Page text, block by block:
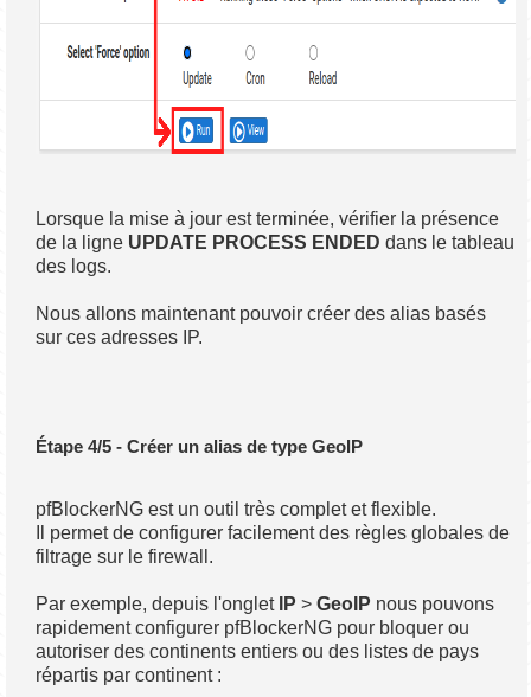
Lorsque la mise à jour est terminée, vérifier la présence
de la ligne UPDATE PROCESS ENDED dans le tableau
des logs.
Nous allons maintenant pouvoir créer des alias basés
sur ces adresses IP.
Étape 4/5 - Créer un alias de type GeoIP
pfBlockerNG est un outil très complet et flexible.
Il permet de configurer facilement des règles globales de
filtrage sur le firewall.
Par exemple, depuis l'onglet IP >GeoIP nous pouvons
rapidement configurer pfBlockerNG pour bloquer ou
autoriser des continents entiers ou des listes de pays
répartis par continent :